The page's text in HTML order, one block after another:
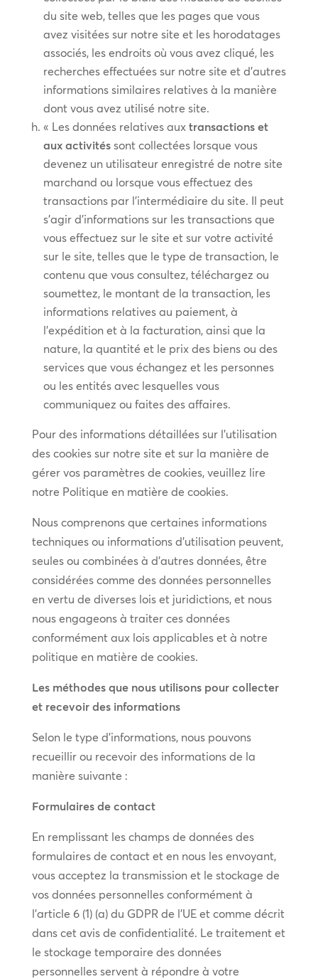
du site web, telles que les pages que vous
avez visitées sur notre site et les horodatages
associés, les endroits où vous avez cliqué, les
recherches effectuées sur notre site et d’autres
informations similaires relatives à la manière
dont vous avez utilisé notre site.
« Les données relatives aux transactions et
aux activitéssont collectées lorsque vous
devenez un utilisateur enregistré de notre site
marchand ou lorsque vous effectuez des
transactions par l’intermédiaire du site. Il peut
s’agir d’informations sur les transactions que
vous effectuez sur le site et sur votre activité
sur le site, telles que le type de transaction, le
contenu que vous consultez, téléchargez ou
soumettez, le montant de la transaction, les
informations relatives au paiement, à
l’expédition et à la facturation, ainsi que la
nature, la quantité et le prix des biens ou des
services que vous échangez et les personnes
ou les entités avec lesquelles vous
communiquez ou faites des affaires.
Pour des informations détaillées sur l’utilisation
des cookies sur notre site et sur la manière de
gérer vos paramètres de cookies, veuillez lire
notre Politique en matière de cookies.
Nous comprenons que certaines informations
techniques ou informations d’utilisation peuvent,
seules ou combinées à d’autres données, être
considérées comme des données personnelles
en vertu de diverses lois et juridictions, et nous
nous engageons à traiter ces données
conformément aux lois applicables et à notre
politique en matière de cookies.
Les méthodes que nous utilisons pour collecter
et recevoir des informations
Selon le type d’informations, nous pouvons
recueillir ou recevoir des informations de la
manière suivante :
Formulaires de contact
En remplissant les champs de données des
formulaires de contact et en nous les envoyant,
vous acceptez la transmission et le stockage de
vos données personnelles conformément à
l’article 6 (1) (a) du GDPR de l’UE et comme décrit
dans cet avis de confidentialité. Le traitement et
le stockage temporaire des données
personnelles servent à répondre à votre